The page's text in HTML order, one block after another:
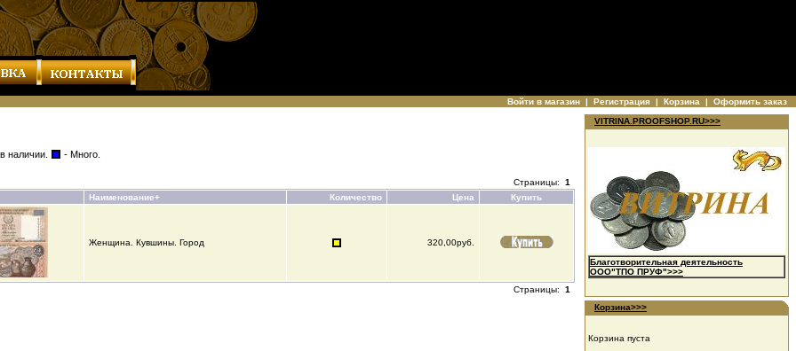
Войти в магазин | Регистрация | Корзина | Оформить заказ
наличии. - Много.
Страницы: 1
Наименование+
Количество Цена Купить
Женщина. Кувшины. Город 320,00руб.
Страницы: 1
VITRINA.PROOFSHOP.RU>>>
Благотворительная деятельность
ООО"ТПО ПРУФ">>>
Корзина>>>
Корзина пуста